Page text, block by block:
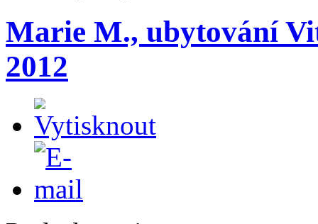
Marie M., ubytování
2012